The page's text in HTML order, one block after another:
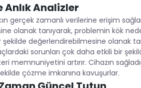
Anlık Analizler
gerçek zamanlı verilerine erişim
olanak tanıyarak, problemin kök
değerlendirebilmesine olanak
sorunları çok daha etkili bir
artırır. Cihazın
çözme imkanına kavuşurlar.